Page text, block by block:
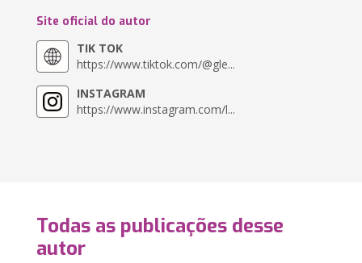
Site oficial do autor
TIK TOK
https://www.tiktok.com/@gle...
INSTAGRAM
https://www.instagram.com/l...
Todas as publicações desse
autor